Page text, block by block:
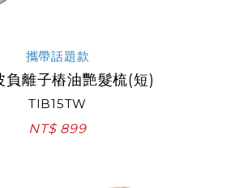
攜帶話題款
負離子樁油艷髮梳(短)
TIB15TW
NT$ 899